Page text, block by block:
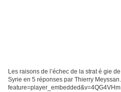
Les raisons de l’échec de la strat é gie
Syrie en 5 réponses par Thierry